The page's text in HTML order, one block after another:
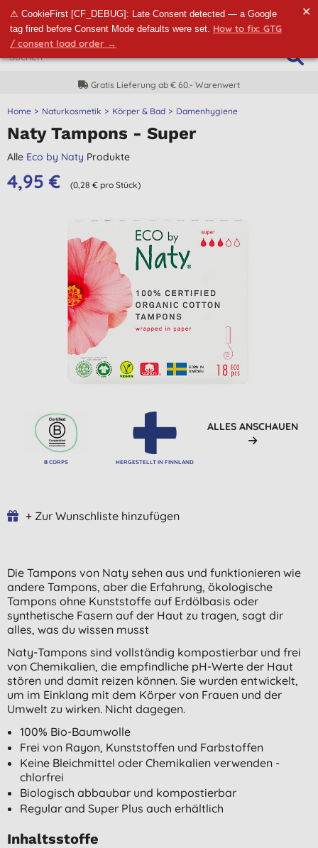
⚠ CookieFirst [CF_DEBUG]: Late Consent detected — a Google
tag fired before Consent Mode defaults were set. How to fix: GTG
/ consent load order →
✕
Gratis Lieferung ab € 60.- Warenwert
Home Naturkosmetik Körper & Bad Damenhygiene
Naty Tampons - Super
Alle Eco by Naty Produkte
4,95 € (0,28 € pro Stück)
B CORPS HERGESTELLT IN FINNLAND
ALLES ANSCHAUEN
+ Zur Wunschliste hinzufügen
Die Tampons von Naty sehen aus und funktionieren wie
andere Tampons, aber die Erfahrung, ökologische
Tampons ohne Kunststoffe auf Erdölbasis oder
synthetische Fasern auf der Haut zu tragen, sagt dir
alles, was du wissen musst
Naty-Tampons sind vollständig kompostierbar und frei
von Chemikalien, die empfindliche pH-Werte der Haut
stören und damit reizen können. Sie wurden entwickelt,
um im Einklang mit dem Körper von Frauen und der
Umwelt zu wirken. Nicht dagegen.
100% Bio-Baumwolle
Frei von Rayon, Kunststoffen und Farbstoffen
Keine Bleichmittel oder Chemikalien verwenden -
chlorfrei
Biologisch abbaubar und kompostierbar
Regular and Super Plus auch erhältlich
Inhaltsstoffe